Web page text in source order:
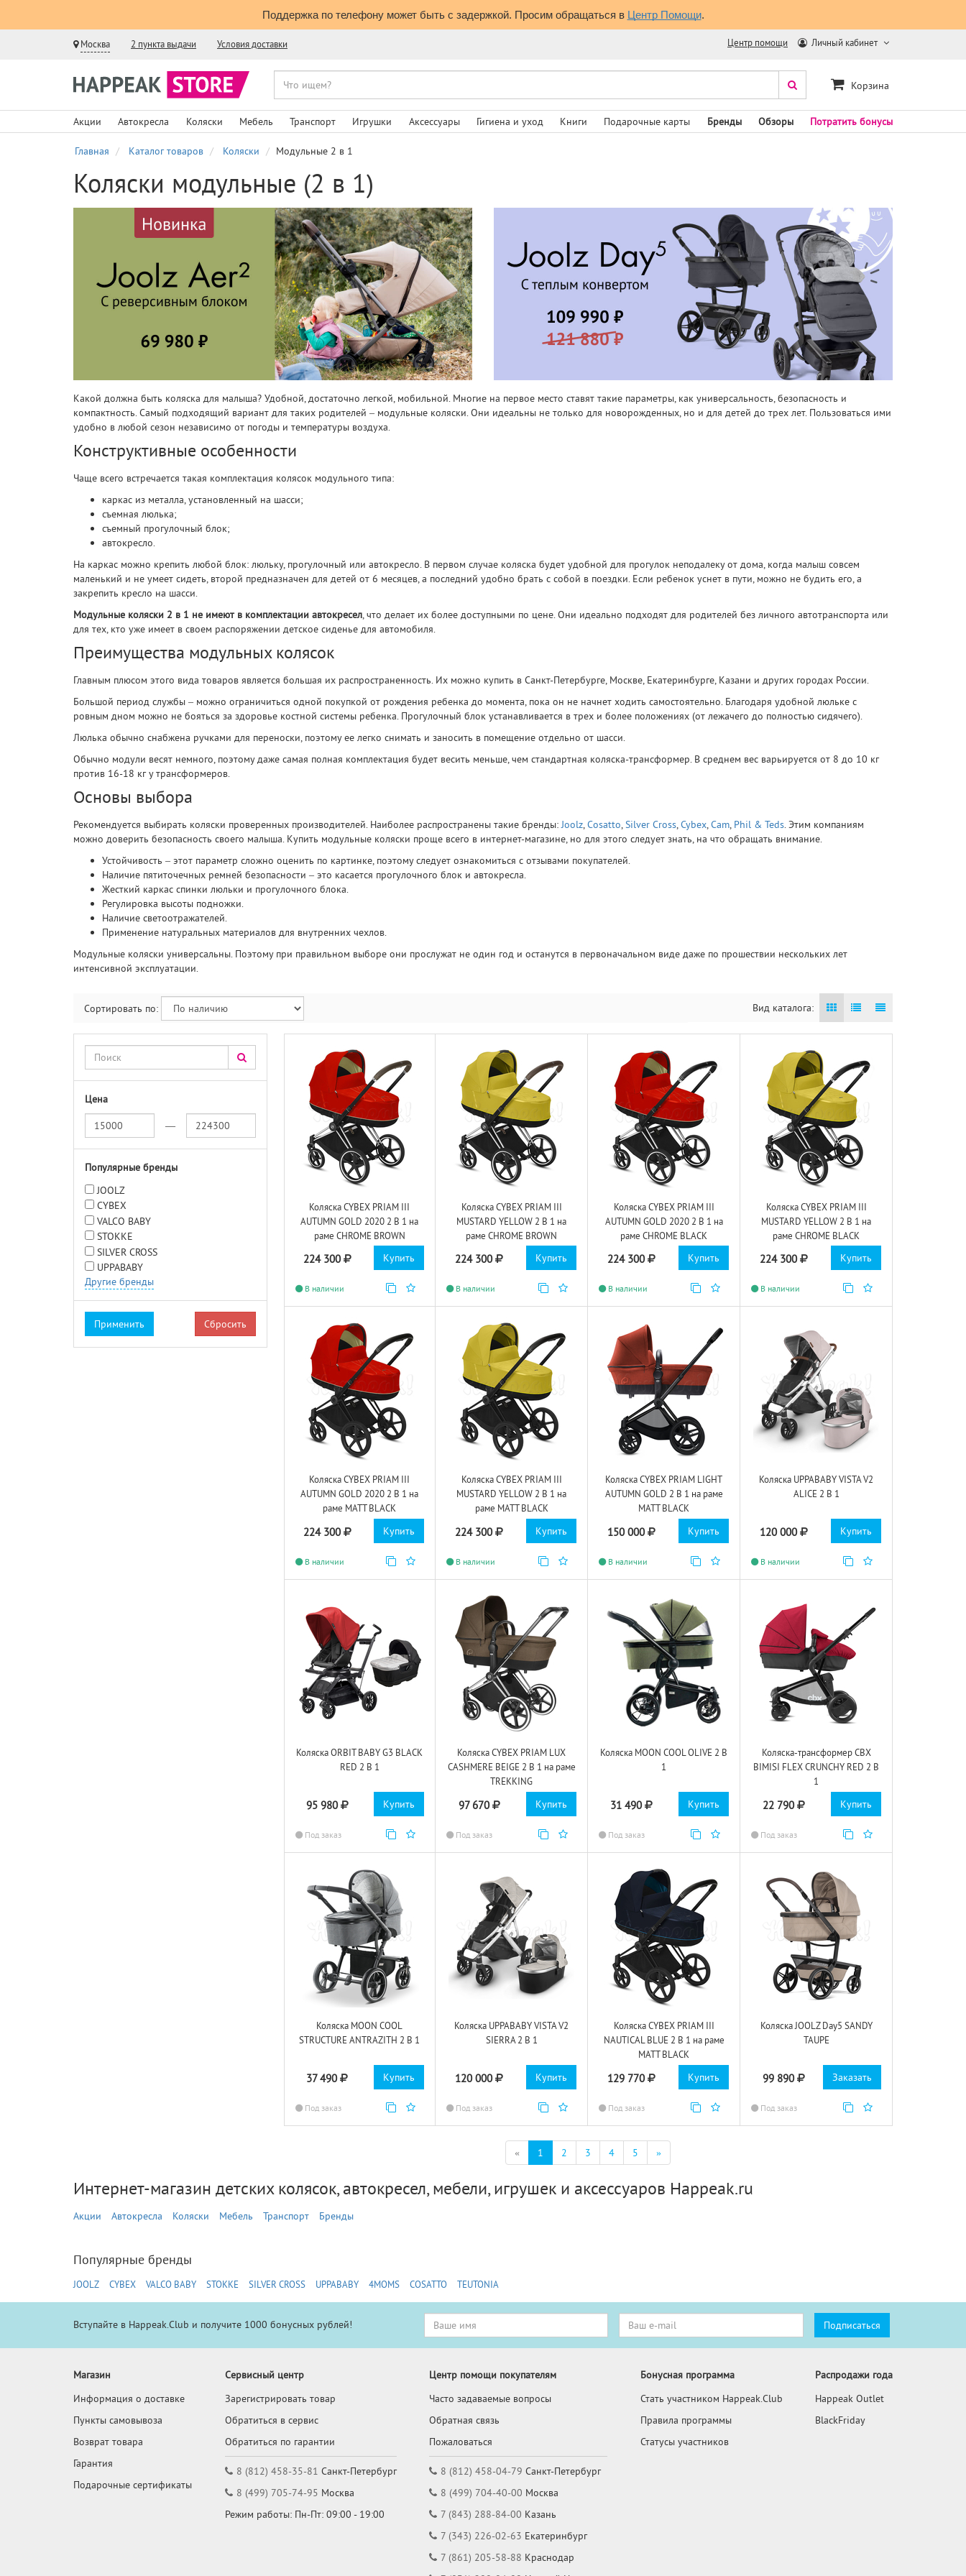
Поддержка по телефону может быть с задержкой. Просим обращаться в Центр Помощи.
Москва 2 пункта выдачи Условия доставки Центр помощи Личный кабинет
Корзина
Акции Автокресла Коляски Мебель Транспорт Игрушки Аксессуары Гигиена и уход Книги Подарочные карты Бренды Обзоры Потратить бонусы
Главная Каталог товаров Коляски Модульные 2 в 1
Коляски модульные (2 в 1)
Какой должна быть коляска для малыша? Удобной, достаточно легкой, мобильной. Многие на первое место ставят такие параметры, как универсальность, безопасность и
компактность. Самый подходящий вариант для таких родителей – модульные коляски. Они идеальны не только для новорожденных, но и для детей до трех лет. Пользоваться ими
удобно в любой сезон независимо от погоды и температуры воздуха.
Конструктивные особенности
Чаще всего встречается такая комплектация колясок модульного типа:
каркас из металла, установленный на шасси;
съемная люлька;
съемный прогулочный блок;
автокресло.
На каркас можно крепить любой блок: люльку, прогулочный или автокресло. В первом случае коляска будет удобной для прогулок неподалеку от дома, когда малыш совсем
маленький и не умеет сидеть, второй предназначен для детей от 6 месяцев, а последний удобно брать с собой в поездки. Если ребенок уснет в пути, можно не будить его, а
закрепить кресло на шасси.
Модульные коляски 2 в 1 не имеют в комплектации автокресел, что делает их более доступными по цене. Они идеально подходят для родителей без личного автотранспорта или
для тех, кто уже имеет в своем распоряжении детское сиденье для автомобиля.
Преимущества модульных колясок
Главным плюсом этого вида товаров является большая их распространенность. Их можно купить в Санкт-Петербурге, Москве, Екатеринбурге, Казани и других городах России.
Большой период службы – можно ограничиться одной покупкой от рождения ребенка до момента, пока он не начнет ходить самостоятельно. Благодаря удобной люльке с
ровным дном можно не бояться за здоровье костной системы ребенка. Прогулочный блок устанавливается в трех и более положениях (от лежачего до полностью сидячего).
Люлька обычно снабжена ручками для переноски, поэтому ее легко снимать и заносить в помещение отдельно от шасси.
Обычно модули весят немного, поэтому даже самая полная комплектация будет весить меньше, чем стандартная коляска-трансформер. В среднем вес варьируется от 8 до 10 кг
против 16-18 кг у трансформеров.
Основы выбора
Рекомендуется выбирать коляски проверенных производителей. Наиболее распространены такие бренды:Joolz,Cosatto,Silver Cross,Cybex,Cam, Phil & Teds. Этим компаниям
можно доверить безопасность своего малыша. Купить модульные коляски проще всего в интернет-магазине, но для этого следует знать, на что обращать внимание.
Устойчивость – этот параметр сложно оценить по картинке, поэтому следует ознакомиться с отзывами покупателей.
Наличие пятиточечных ремней безопасности – это касается прогулочного блок и автокресла.
Жесткий каркас спинки люльки и прогулочного блока.
Регулировка высоты подножки.
Наличие светоотражателей.
Применение натуральных материалов для внутренних чехлов.
Модульные коляски универсальны. Поэтому при правильном выборе они прослужат не один год и останутся в первоначальном виде даже по прошествии нескольких лет
интенсивной эксплуатации.
Сортировать по: Вид каталога:
Цена
—
Популярные бренды
JOOLZ
CYBEX
VALCO BABY
STOKKE
SILVER CROSS
UPPABABY
Другие бренды
Сбросить
Коляска CYBEX PRIAM III
AUTUMN GOLD 2020 2 В 1 на
раме CHROME BROWN
224 300
В наличии
Купить
Коляска CYBEX PRIAM III
MUSTARD YELLOW 2 В 1 на
раме CHROME BROWN
224 300
В наличии
Купить
Коляска CYBEX PRIAM III
AUTUMN GOLD 2020 2 В 1 на
раме CHROME BLACK
224 300
В наличии
Купить
Коляска CYBEX PRIAM III
MUSTARD YELLOW 2 В 1 на
раме CHROME BLACK
224 300
В наличии
Купить
Коляска CYBEX PRIAM III
AUTUMN GOLD 2020 2 В 1 на
раме MATT BLACK
224 300
В наличии
Купить
Коляска CYBEX PRIAM III
MUSTARD YELLOW 2 В 1 на
раме MATT BLACK
224 300
В наличии
Купить
Коляска CYBEX PRIAM LIGHT
AUTUMN GOLD 2 В 1 на раме
MATT BLACK
150 000
В наличии
Купить
Коляска UPPABABY VISTA V2
ALICE 2 В 1
120 000
В наличии
Купить
Коляска ORBIT BABY G3 BLACK
RED 2 В 1
95 980
Под заказ
Купить
Коляска CYBEX PRIAM LUX
CASHMERE BEIGE 2 В 1 на раме
TREKKING
97 670
Под заказ
Купить
Коляска MOON COOL OLIVE 2 В
1
31 490
Под заказ
Купить
Коляска-трансформер CBX
BIMISI FLEX CRUNCHY RED 2 В
1
22 790
Под заказ
Купить
Коляска MOON COOL
STRUCTURE ANTRAZITH 2 В 1
37 490
Под заказ
Купить
Коляска UPPABABY VISTA V2
SIERRA 2 В 1
120 000
Под заказ
Купить
Коляска CYBEX PRIAM III
NAUTICAL BLUE 2 В 1 на раме
MATT BLACK
129 770
Под заказ
Купить
Коляска JOOLZ Day5 SANDY
TAUPE
99 890
Под заказ
Заказать
« 1 (текущая)
2 3 4 5 »
Интернет-магазин детских колясок, автокресел, мебели, игрушек и аксессуаров Happeak.ru
Акции Автокресла Коляски Мебель Транспорт Бренды
Популярные бренды
JOOLZ CYBEX VALCO BABY STOKKE SILVER CROSS UPPABABY 4MOMS COSATTO TEUTONIA
Вступайте в Happeak.Club и получите 1000 бонусных рублей!
Магазин
Информация о доставке
Пункты самовывоза
Возврат товара
Гарантия
Подарочные сертификаты
Сервисный центр
Зарегистрировать товар
Обратиться в сервис
Обратиться по гарантии
8 (812) 458-35-81 Санкт-Петербург
8 (499) 705-74-95 Москва
Режим работы: Пн-Пт: 09:00 - 19:00
Центр помощи покупателям
Часто задаваемые вопросы
Обратная связь
Пожаловаться
8 (812) 458-04-79 Санкт-Петербург
8 (499) 704-40-00 Москва
7 (843) 288-84-00 Казань
7 (343) 226-02-63 Екатеринбург
7 (861) 205-58-88 Краснодар
Бонусная программа
Стать участником Happeak.Club
Правила программы
Статусы участников
Распродажи года
Happeak Outlet
BlackFriday